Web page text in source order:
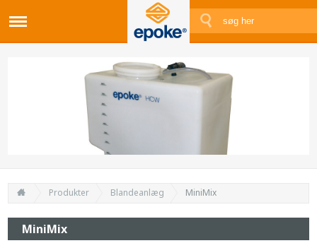
Produkter Blandeanlæg MiniMix
MiniMix